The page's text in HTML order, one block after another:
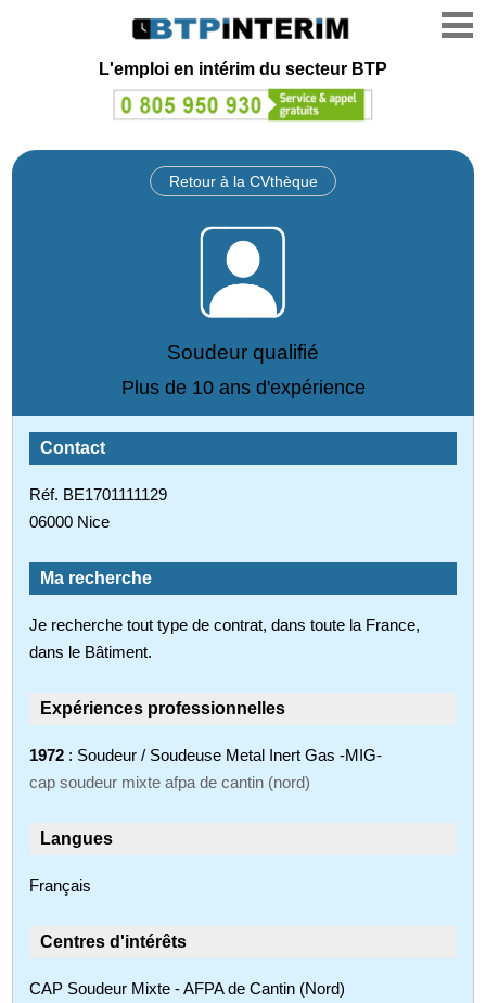
L'emploi en intérim du secteur BTP
Retour à la CVthèque
Soudeur qualifié
Plus de 10 ans d'expérience
Contact
Réf. BE1701111129
06000 Nice
Ma recherche
Je recherche tout type de contrat, dans toute la France,
dans le Bâtiment.
Expériences professionnelles
1972 : Soudeur / Soudeuse Metal Inert Gas -MIG-
cap soudeur mixte afpa de cantin (nord)
Langues
Français
Centres d'intérêts
CAP Soudeur Mixte - AFPA de Cantin (Nord)